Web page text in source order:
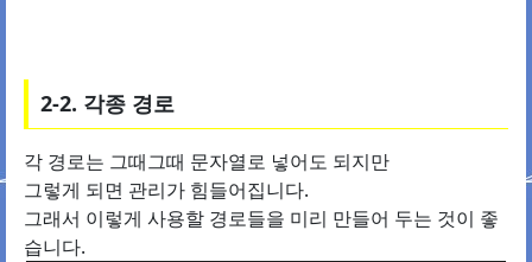
2-2. 각종 경로
각 경로는 그때그때 문자열로 넣어도 되지만
그렇게 되면 관리가 힘들어집니다.
그래서 이렇게 사용할 경로들을 미리 만들어 두는 것이 좋
습니다.